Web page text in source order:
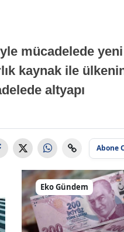
mücadelede
kaynak ile
altyapı
Abone
Eko Gündem